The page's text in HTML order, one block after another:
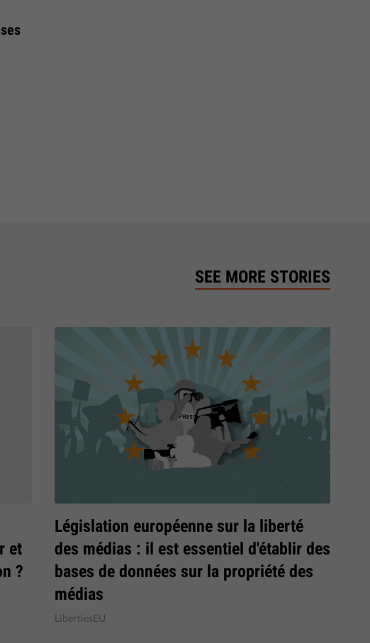
SEE MORE STORIES
et
?
Législation européenne sur la liberté
des médias : il est essentiel d'établir des
bases de données sur la propriété des
médias
LibertiesEU